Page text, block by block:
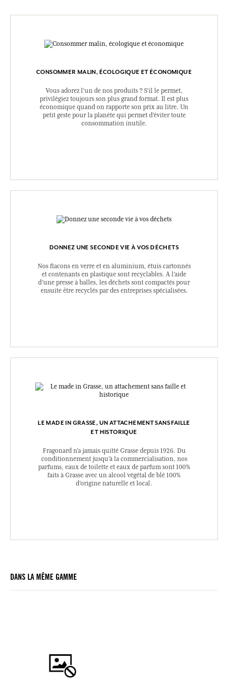
CONSOMMER MALIN, ÉCOLOGIQUE ET ÉCONOMIQUE
Vous adorez l’un de nos produits ? S’il le permet,
privilégiez toujours son plus grand format. Il est plus
économique quand on rapporte son prix au litre. Un
petit geste pour la planète qui permet d’éviter toute
consommation inutile.
DONNEZ UNE SECONDE VIE À VOS DÉCHETS
Nos flacons en verre et en aluminium, étuis cartonnés
et contenants en plastique sont recyclables. A l’aide
d’une presse à balles, les déchets sont compactés pour
ensuite être recyclés par des entreprises spécialisées.
LE MADE IN GRASSE, UN ATTACHEMENT SANS FAILLE
ET HISTORIQUE
Fragonard n’a jamais quitté Grasse depuis 1926. Du
conditionnement jusqu’à la commercialisation, nos
parfums, eaux de toilette et eaux de parfum sont 100%
faits à Grasse avec un alcool végétal de blé 100%
d’origine naturelle et local.
DANS LA MÊME GAMME